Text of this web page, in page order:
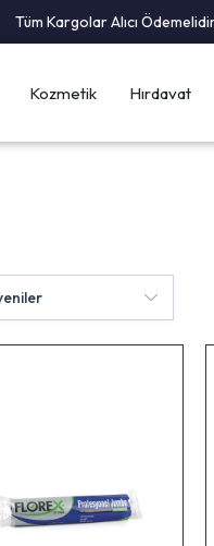
Tüm Kargolar Alıcı Ödemelidir!
Kozmetik Hırdavat